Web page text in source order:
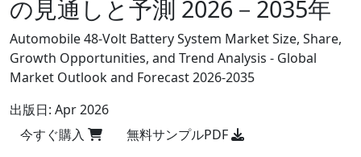
の見通しと予測 2026－2035年
Automobile 48-Volt Battery System Market Size, Share,
Growth Opportunities, and Trend Analysis - Global
Market Outlook and Forecast 2026-2035
出版日: Apr 2026
今すぐ購入
無料サンプルPDF